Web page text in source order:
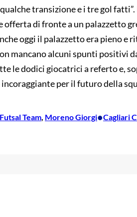
transizione e i tre gol fatti”.
di fronte a un palazzetto
oggi il palazzetto era pieno e
mancano alcuni spunti positivi
le dodici giocatrici a referto e,
incoraggiante per il futuro della
Team, Moreno Giorgi•Cagliari